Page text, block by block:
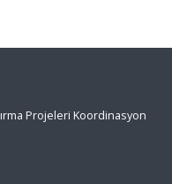
Projeleri Koordinasyon